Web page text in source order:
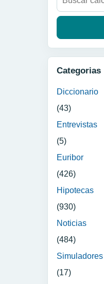
Categorias
Diccionario
(43)
Entrevistas
(5)
Euribor
(426)
Hipotecas
(930)
Noticias
(484)
Simuladores
(17)